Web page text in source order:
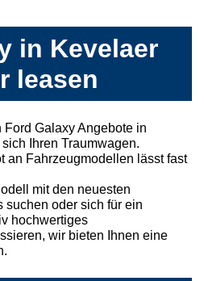
in Kevelaer
leasen
Galaxy Angebote in
Ihren Traumwagen.
an Fahrzeugmodellen lässt fast
mit den neuesten
suchen oder sich für ein
hochwertiges
wir bieten Ihnen eine